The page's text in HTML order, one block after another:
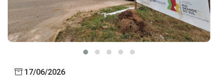
17/06/2026